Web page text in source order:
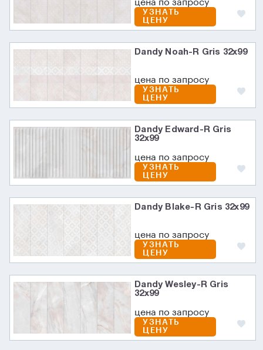
цена по запросу
УЗНАТЬ
ЦЕНУ
Dandy Noah-R Gris 32x99
цена по запросу
УЗНАТЬ
ЦЕНУ
Dandy Edward-R Gris
32x99
цена по запросу
УЗНАТЬ
ЦЕНУ
Dandy Blake-R Gris 32x99
цена по запросу
УЗНАТЬ
ЦЕНУ
Dandy Wesley-R Gris
32x99
цена по запросу
УЗНАТЬ
ЦЕНУ